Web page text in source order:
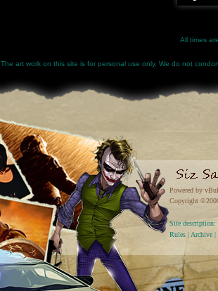
All times
The art work on this site is for personal use only. We do not
Powered by
Copyright
Site
Rules | Archive |